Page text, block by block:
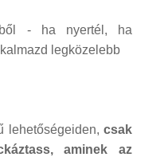
- ha nyertél, ha
legközelebb
lehetőségeiden, csak
aminek az